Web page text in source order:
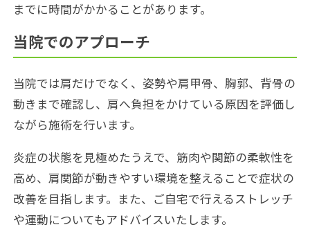
までに時間がかかることがあります。
当院でのアプローチ
当院では肩だけでなく、姿勢や肩甲骨、胸郭、背骨の
動きまで確認し、肩へ負担をかけている原因を評価し
ながら施術を行います。
炎症の状態を見極めたうえで、筋肉や関節の柔軟性を
高め、肩関節が動きやすい環境を整えることで症状の
改善を目指します。また、ご自宅で行えるストレッチ
や運動についてもアドバイスいたします。